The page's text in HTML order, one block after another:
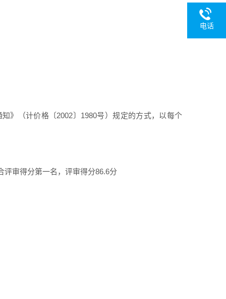
》（计价格〔2002〕1980号）规定的方式，以每个
审得分第一名，评审得分86.6分
电话